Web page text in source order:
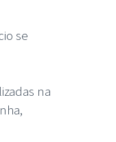
se
na